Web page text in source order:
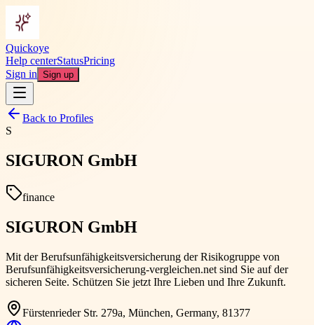
Quickoye
Help centerStatusPricing
Sign in Sign up
Back to Profiles
S
SIGURON GmbH
finance
SIGURON GmbH
Mit der Berufsunfähigkeitsversicherung der Risikogruppe von
Berufsunfähigkeitsversicherung-vergleichen.net sind Sie auf der
sicheren Seite. Schützen Sie jetzt Ihre Lieben und Ihre Zukunft.
Fürstenrieder Str. 279a, München, Germany, 81377